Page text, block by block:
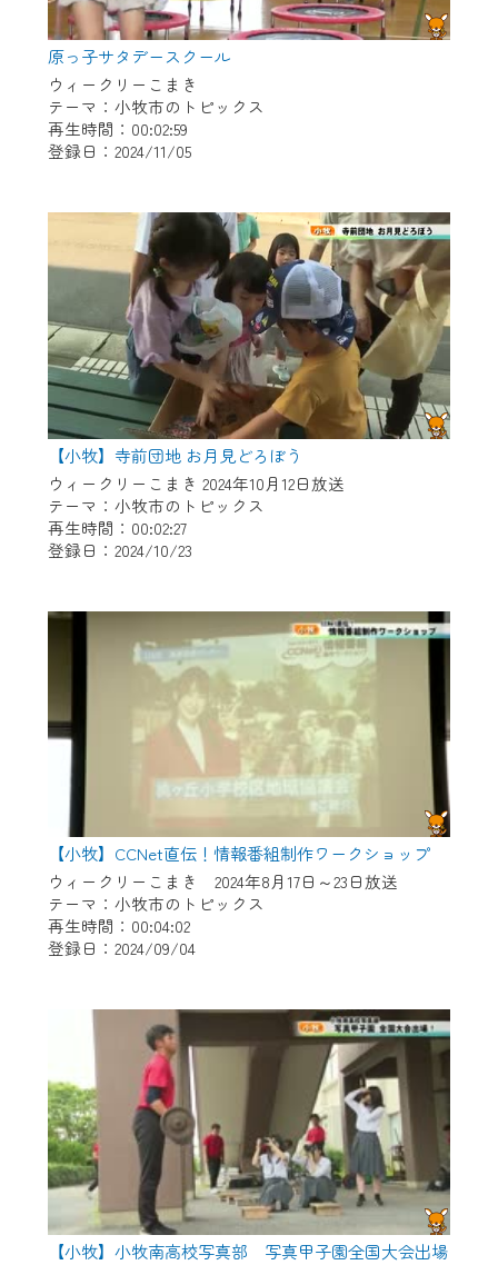
原っ子サタデースクール
ウィークリーこまき
テーマ：小牧市のトピックス
再生時間：00:02:59
登録日：2024/11/05
【小牧】寺前団地 お月見どろぼう
ウィークリーこまき 2024年10月12日放送
テーマ：小牧市のトピックス
再生時間：00:02:27
登録日：2024/10/23
【小牧】CCNet直伝！情報番組制作ワークショップ
ウィークリーこまき 2024年8月17日～23日放送
テーマ：小牧市のトピックス
再生時間：00:04:02
登録日：2024/09/04
【小牧】小牧南高校写真部 写真甲子園全国大会出場
＜メンテナンス情報＞
CCNetWebTVのリニューアルにともないメ
ンテナンス作業を予定しています。
日時 9/24 9:30～16:30
テナンス中」になり、ご利用いただけませ
ご不便をおかけいたしますが、ご了承の程
よろしくお願いいたします。